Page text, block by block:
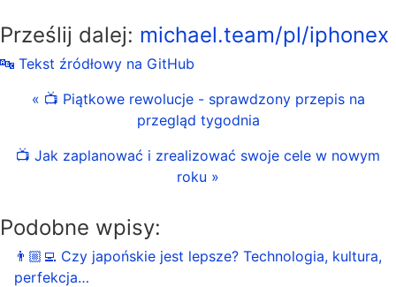
Prześlij dalej: michael.team/pl/iphonex
🔤 Tekst źródłowy na GitHub
« 📺 Piątkowe rewolucje - sprawdzony przepis na
przegląd tygodnia
📺 Jak zaplanować i zrealizować swoje cele w nowym
roku »
Podobne wpisy:
👨🏼‍💻 Czy japońskie jest lepsze? Technologia, kultura,
perfekcja…